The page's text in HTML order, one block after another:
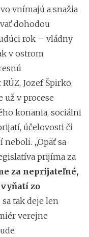
vnímajú a snažia
dohodou
rok – vládny
v ostrom
Jozef Špirko.
už v procese
konania, sociálni
účelovosti či
„Opäť sa
prijíma za
za neprijateľné,
zo
sa tak deje len
verejne